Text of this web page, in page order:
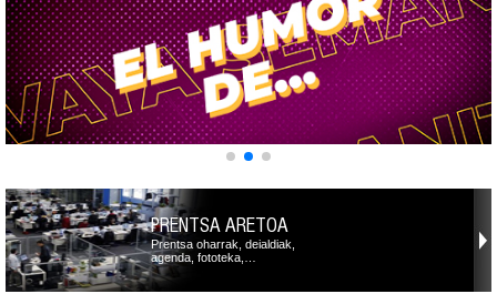
PRENTSA ARETOA
Prentsa oharrak, deialdiak,
agenda, fototeka,…